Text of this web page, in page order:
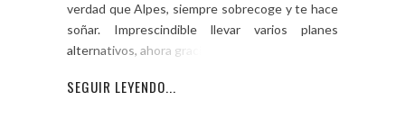
verdad que Alpes, siempre sobrecoge y te hace
soñar. Imprescindible llevar varios planes
alternativos, ahora gracias a […]
SEGUIR LEYENDO...